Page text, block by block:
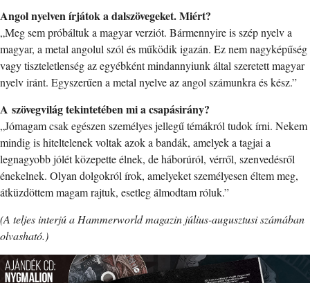
Angol nyelven írjátok a dalszövegeket. Miért?
„Meg sem próbáltuk a magyar verziót. Bármennyire is szép nyelv a
magyar, a metal angolul szól és működik igazán. Ez nem nagyképűség
vagy tiszteletlenség az egyébként mindannyiunk által szeretett magyar
nyelv iránt. Egyszerűen a metal nyelve az angol számunkra és kész.”
A szövegvilág tekintetében mi a csapásirány?
„Jómagam csak egészen személyes jellegű témákról tudok írni. Nekem
mindig is hiteltelenek voltak azok a bandák, amelyek a tagjai a
legnagyobb jólét közepette élnek, de háborúról, vérről, szenvedésről
énekelnek. Olyan dolgokról írok, amelyeket személyesen éltem meg,
átküzdöttem magam rajtuk, esetleg álmodtam róluk.”
(A teljes interjú a Hammerworld magazin július-augusztusi számában
olvasható.)